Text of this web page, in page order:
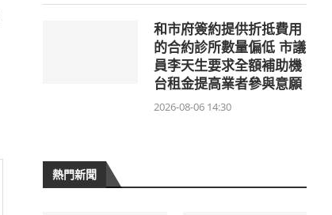
和市府簽約提供折抵費用
的合約診所數量偏低 市議
員李天生要求全額補助機
台租金提高業者參與意願
2026-08-06 14:30
熱門新聞